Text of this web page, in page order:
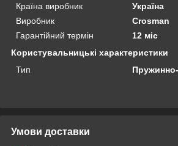
Країна виробник
Україна
Виробник
Crosman
Гарантійний термін
12 міс
Користувальницькі характеристики
Тип
Умови доставки